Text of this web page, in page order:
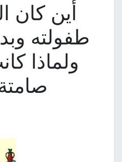
أين كان
طفولته
ولماذا